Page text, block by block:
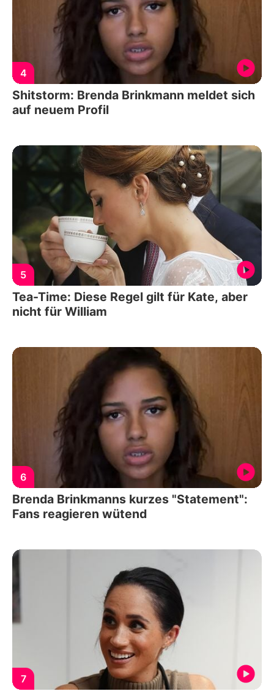
4
Shitstorm: Brenda Brinkmann meldet sich
auf neuem Profil
5
Tea-Time: Diese Regel gilt für Kate, aber
nicht für William
6
Brenda Brinkmanns kurzes "Statement":
Fans reagieren wütend
7